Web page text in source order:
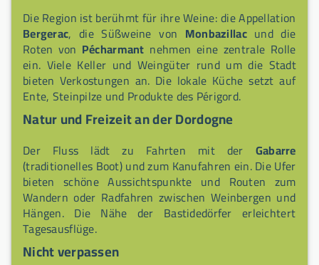
Die Region ist berühmt für ihre Weine: die Appellation
Bergerac, die Süßweine von Monbazillacund die
Roten von Pécharmant nehmen eine zentrale Rolle
ein. Viele Keller und Weingüter rund um die Stadt
bieten Verkostungen an. Die lokale Küche setzt auf
Ente, Steinpilze und Produkte des Périgord.
Natur und Freizeit an der Dordogne
Der Fluss lädt zu Fahrten mit der Gabarre
(traditionelles Boot) und zum Kanufahren ein. Die Ufer
bieten schöne Aussichtspunkte und Routen zum
Wandern oder Radfahren zwischen Weinbergen und
Hängen. Die Nähe der Bastidedörfer erleichtert
Tagesausflüge.
Nicht verpassen